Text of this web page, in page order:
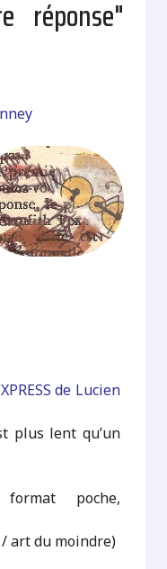
réponse"
de Lucien
plus lent qu’un
poche,
art du moindre)